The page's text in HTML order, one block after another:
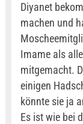
Diyanet
machen und
Imame als
mitgemacht.
einigen
könnte sie ja
Es ist wie bei